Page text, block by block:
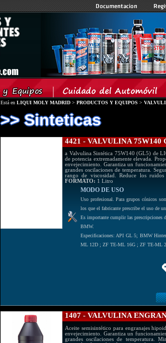
Está en LIQUI MOLY MADRID > PRODUCTOS Y EQUIPOS >
>> Sinteticas
4421 - VALVULINA 75W140
a Valvulina Sintética 75W140 (GL5) de
de potencia extremadamente elevada.
envejecimiento. Garantiza un
grandes oscilaciones de temperatura.
rango de viscosidad. Reduce los
FORMATO: 1 Litro
MODO DE USO
Uso profesional. Para grupos cónicos
los que el fabricante prescribe el uso de
Es importante cumplir las prescripciones
BMW.
Especificaciones: API GL 5; BMW
ML 12D ; ZF TE-ML 16G ; ZF TE-ML
1407 - VALVULINA
Aceite semisintético para engranajes
envejecimiento. Garantiza un
grandes oscilaciones de temperatura.